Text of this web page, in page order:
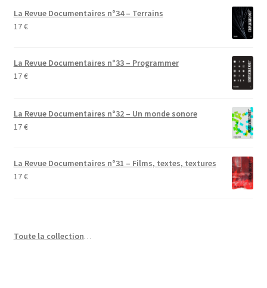
La Revue Documentaires n°34 – Terrains
17€
La Revue Documentaires n°33 – Programmer
17€
La Revue Documentaires n°32 – Un monde sonore
17€
La Revue Documentaires n°31 – Films, textes, textures
17€
Toute la collection…